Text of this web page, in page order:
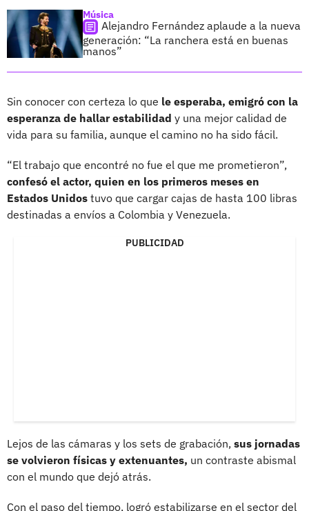
Música
Alejandro Fernández aplaude a la nueva
generación: “La ranchera está en buenas
manos”
Sin conocer con certeza lo que le esperaba, emigró con la
esperanza de hallar estabilidad y una mejor calidad de
vida para su familia, aunque el camino no ha sido fácil.
“El trabajo que encontré no fue el que me prometieron”,
confesó el actor, quien en los primeros meses en
Estados Unidos tuvo que cargar cajas de hasta 100 libras
destinadas a envíos a Colombia y Venezuela.
PUBLICIDAD
Lejos de las cámaras y los sets de grabación, sus jornadas
se volvieron físicas y extenuantes, un contraste abismal
con el mundo que dejó atrás.
Con el paso del tiempo, logró estabilizarse en el sector del